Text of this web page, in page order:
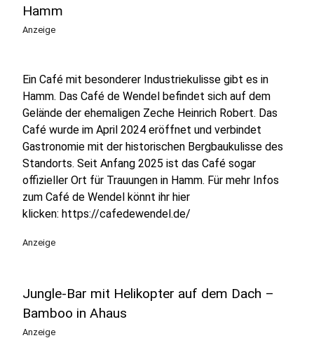
Hamm
Anzeige
Ein Café mit besonderer Industriekulisse gibt es in
Hamm. Das Café de Wendel befindet sich auf dem
Gelände der ehemaligen Zeche Heinrich Robert. Das
Café wurde im April 2024 eröffnet und verbindet
Gastronomie mit der historischen Bergbaukulisse des
Standorts. Seit Anfang 2025 ist das Café sogar
offizieller Ort für Trauungen in Hamm. Für mehr Infos
zum Café de Wendel könnt ihr hier
klicken: https://cafedewendel.de/
Anzeige
Jungle-Bar mit Helikopter auf dem Dach –
Bamboo in Ahaus
Anzeige